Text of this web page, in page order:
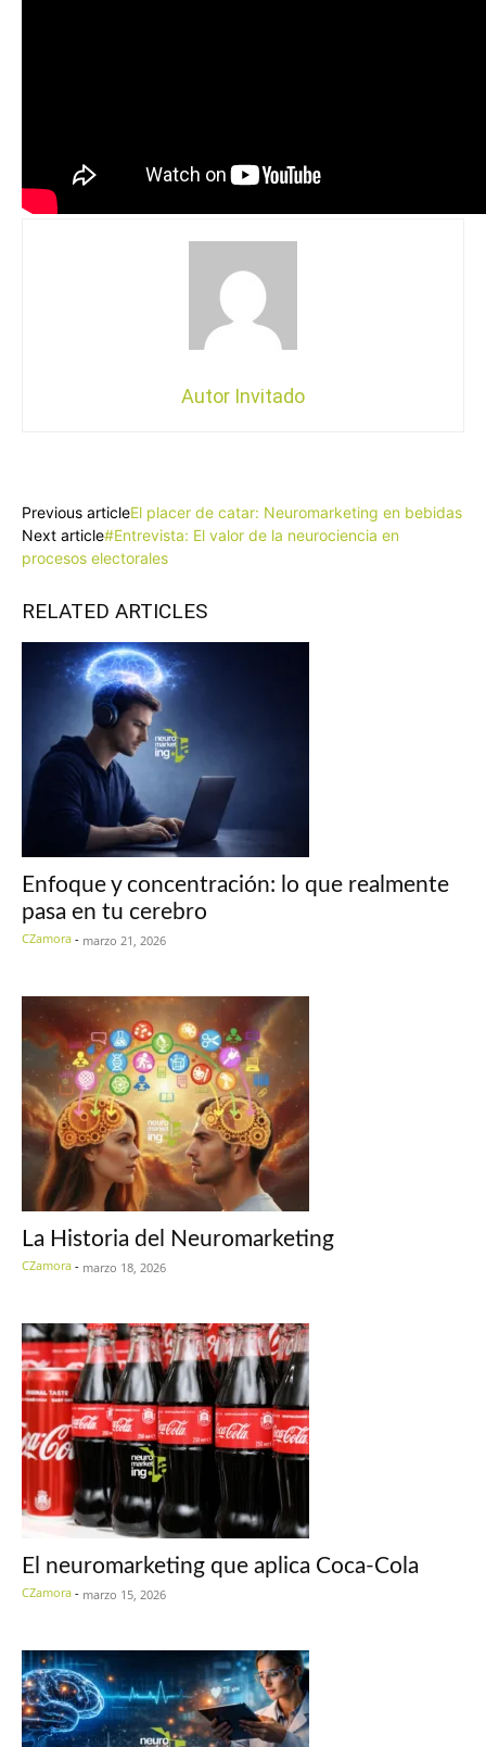
Autor Invitado
Previous articleEl placer de catar: Neuromarketing en bebidas
Next article#Entrevista: El valor de la neurociencia en
procesos electorales
RELATED ARTICLES
Enfoque y concentración: lo que realmente
pasa en tu cerebro
CZamora - marzo 21, 2026
La Historia del Neuromarketing
CZamora - marzo 18, 2026
El neuromarketing que aplica Coca-Cola
CZamora - marzo 15, 2026